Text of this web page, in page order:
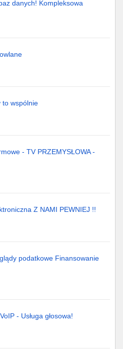
danych! Kompleksowa
to wspólnie
- TV PRZEMYSŁOWA -
Z NAMI PEWNIEJ !!
podatkowe Finansowanie
- Usługa głosowa!